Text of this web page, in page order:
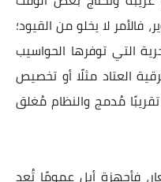
فالأمر لا يخلو من القيود؛
التي توفرها الحواسيب
العتاد مثلًا أو تخصيص
مُدمج والنظام مُغلق
فأجهزة أبل عمومًا تُعد